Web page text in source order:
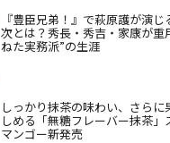
『豊臣兄弟！』で萩原護が演
次とは？秀長・秀吉・家康が重
ねた実務派”の生涯
しっかり抹茶の味わい、さら
しめる「無糖フレーバー抹茶」
マンゴー新発売